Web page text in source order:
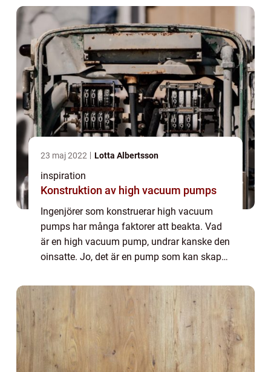
Skåne är ingen dum idé för dig som...
23 maj 2022 Lotta Albertsson
inspiration
Konstruktion av high vacuum pumps
Ingenjörer som konstruerar high vacuum
pumps har många faktorer att beakta. Vad
är en high vacuum pump, undrar kanske den
oinsatte. Jo, det är en pump som kan skapa
som en femtobar. Fast det blev man kans...